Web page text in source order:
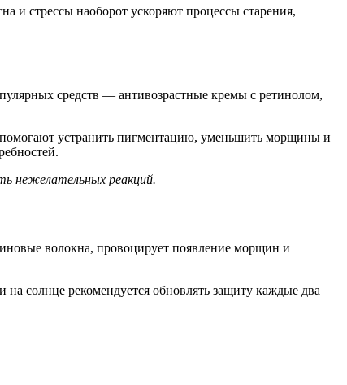
и стрессы наоборот ускоряют процессы старения,
средств — антивозрастные кремы с ретинолом,
устранить пигментацию, уменьшить морщины и
нежелательных реакций.
волокна, провоцирует появление морщин и
солнце рекомендуется обновлять защиту каждые два